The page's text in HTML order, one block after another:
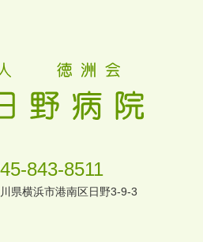
843-8511
県横浜市港南区日野3-9-3